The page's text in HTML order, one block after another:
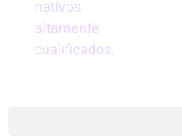
nativos
altamente
cualificados.